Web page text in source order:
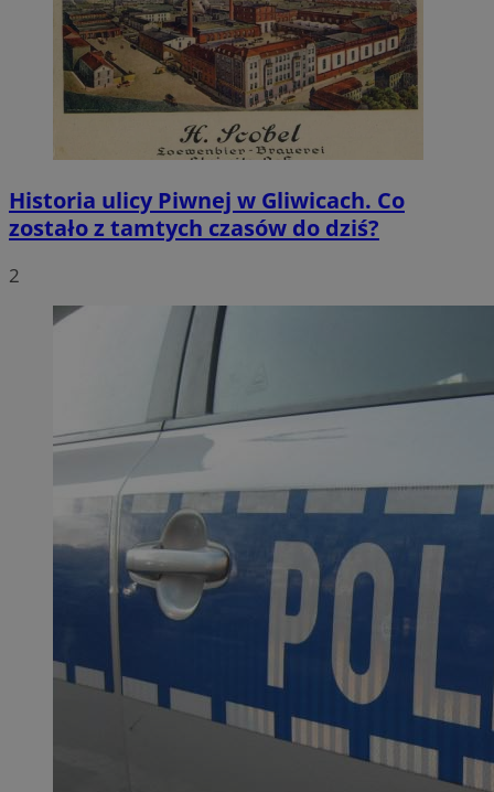
Historia ulicy Piwnej w Gliwicach. Co
zostało z tamtych czasów do dziś?
2